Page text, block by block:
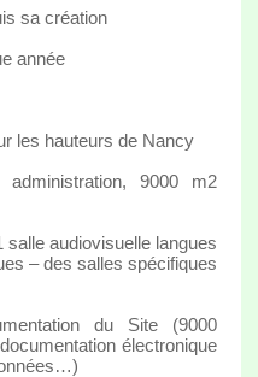
sa création
année
les hauteurs de Nancy
9000 m2
audiovisuelle langues
– des salles spécifiques
du Site (9000
électronique